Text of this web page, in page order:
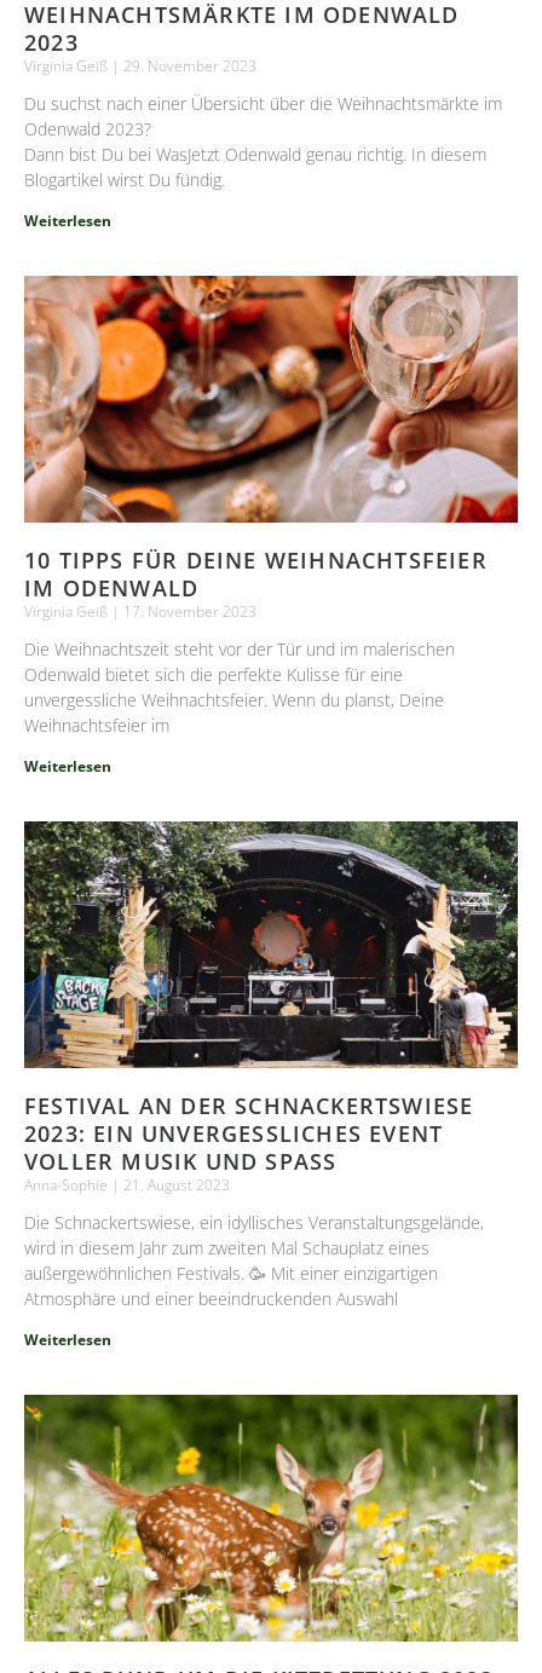
WEIHNACHTSMÄRKTE IM ODENWALD
2023
Virginia Geiß 29. November 2023
Du suchst nach einer Übersicht über die Weihnachtsmärkte im
Odenwald 2023?
Dann bist Du bei WasJetzt Odenwald genau richtig. In diesem
Blogartikel wirst Du fündig.
Weiterlesen
10 TIPPS FÜR DEINE WEIHNACHTSFEIER
IM ODENWALD
Virginia Geiß 17. November 2023
Die Weihnachtszeit steht vor der Tür und im malerischen
Odenwald bietet sich die perfekte Kulisse für eine
unvergessliche Weihnachtsfeier. Wenn du planst, Deine
Weihnachtsfeier im
Weiterlesen
FESTIVAL AN DER SCHNACKERTSWIESE
2023: EIN UNVERGESSLICHES EVENT
VOLLER MUSIK UND SPASS
Anna-Sophie 21. August 2023
Die Schnackertswiese, ein idyllisches Veranstaltungsgelände,
wird in diesem Jahr zum zweiten Mal Schauplatz eines
außergewöhnlichen Festivals. 🥳 Mit einer einzigartigen
Atmosphäre und einer beeindruckenden Auswahl
Weiterlesen